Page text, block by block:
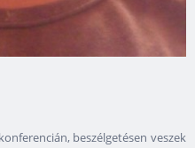
beszélgetésen veszek